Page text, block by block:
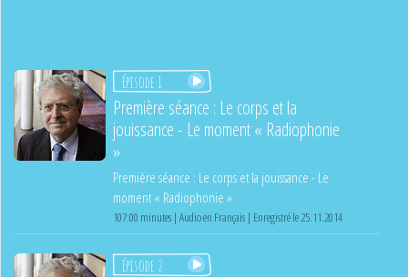
Épisode 1
Première séance : Le corps et la
jouissance - Le moment « Radiophonie
»
Première séance : Le corps et la jouissance - Le
moment « Radiophonie »
107:00 minutes | Audio en Français | Enregistré le 25.11.2014
Épisode 2